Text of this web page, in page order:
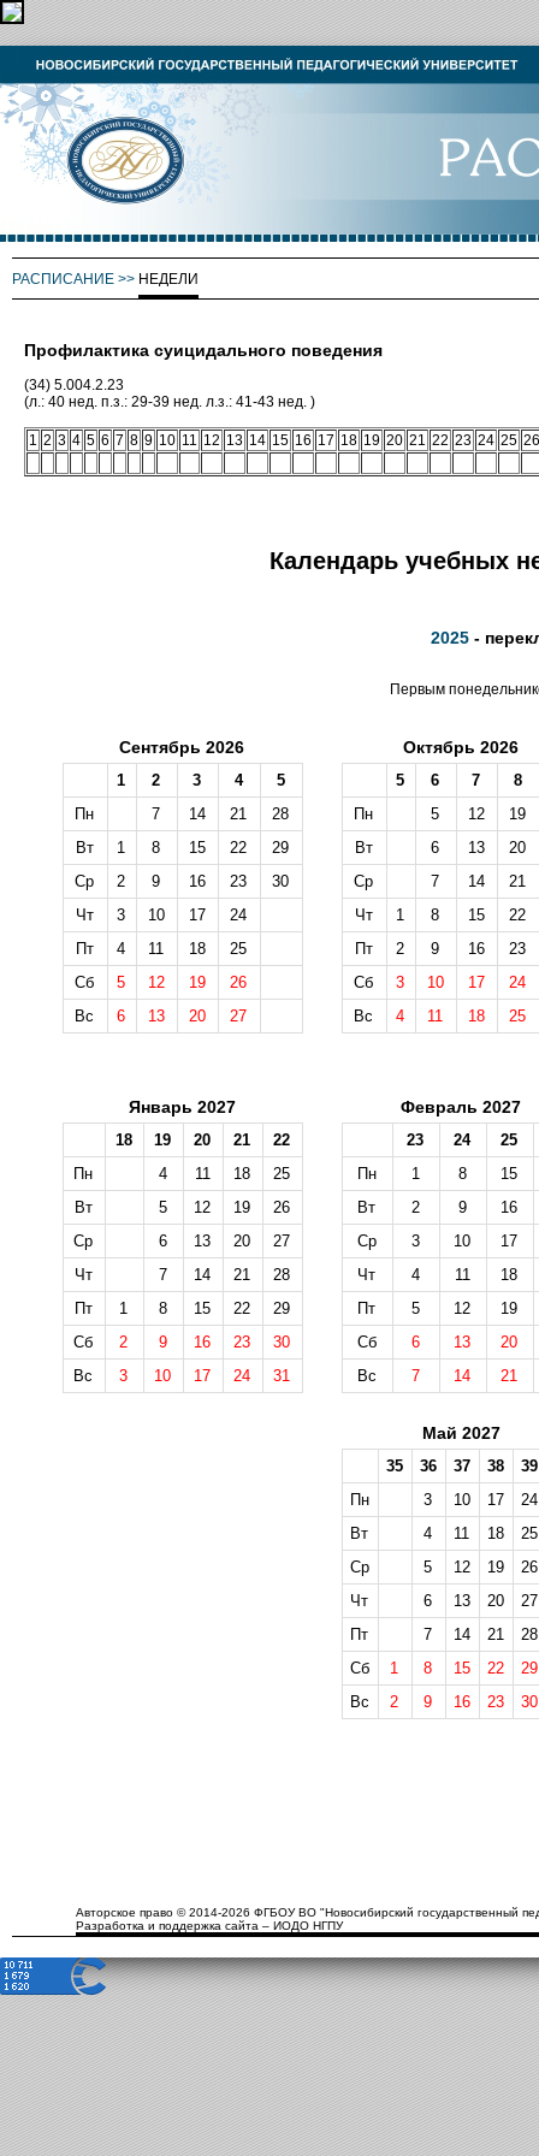
РАСПИСАНИЕ >> НЕДЕЛИ
Профилактика суицидального поведения
(34) 5.004.2.23
(л.: 40 нед. п.з.: 29-39 нед. л.з.: 41-43 нед. )
1 2 3 4 5 6 7 8 9 10 11 12 13 14 15 16 17 18 19 20 21 22 23 24 25 26
Календарь учебных
2025 -
Первым
Сентябрь 2026
1 2 3 4
5
Пн
7 14 21
28
Вт
1 8 15 22
29
Ср
2 9 16 23
30
Чт
3 10 17
24
Пт
4 11 18
25
Сб
5 12 19
26
Вс
6 13 20 27
Октябрь 2026
5 6 7
8
Пн
5 12
19
Вт
6 13
20
Ср
7 14
21
Чт
1 8 15
22
Пт
2 9 16
23
Сб
3 10 17
24
Вс
4 11 18 25
Январь 2027
18 19 20 21
22
Пн
4 11 18
25
Вт
5 12 19
26
Ср
6 13 20
27
Чт
7 14 21
28
Пт
1 8 15 22
29
Сб
2 9 16 23
30
Вс
3 10 17 24 31
Февраль 2027
23 24
25
Пн
1 8
15
Вт
2 9
16
Ср
3 10
17
Чт
4 11
18
Пт
5 12
19
Сб
6 13
20
Вс
7 14 21
Май 2027
35 36 37 38
39
Пн
3 10 17
24
Вт
4 11 18
25
Ср
5 12 19
26
Чт
6 13 20
27
Пт
7 14 21
28
Сб
1 8 15 22
29
Вс
2 9 16 23 30
Авторское право © 2014-2026 ФГБОУ ВО "Новосибирский государственный
Разработка и поддержка сайта – ИОДО НГПУ